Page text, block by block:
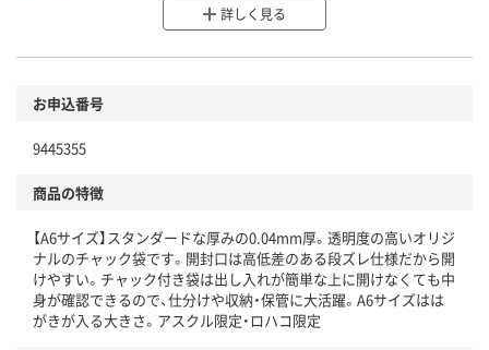
分別・リサイクルしやすい設計
本体
仕組
アスクルで資源循環している
温室効果ガスなどの削減
詳しく見る
お申込番号
9445355
商品の特徴
【A6サイズ】スタンダードな厚みの0.04mm厚。透明度の高いオリジ
ナルのチャック袋です。開封口は高低差のある段ズレ仕様だから開
けやすい。チャック付き袋は出し入れが簡単な上に開けなくても中
身が確認できるので、仕分けや収納・保管に大活躍。A6サイズはは
がきが入る大きさ。アスクル限定・ロハコ限定